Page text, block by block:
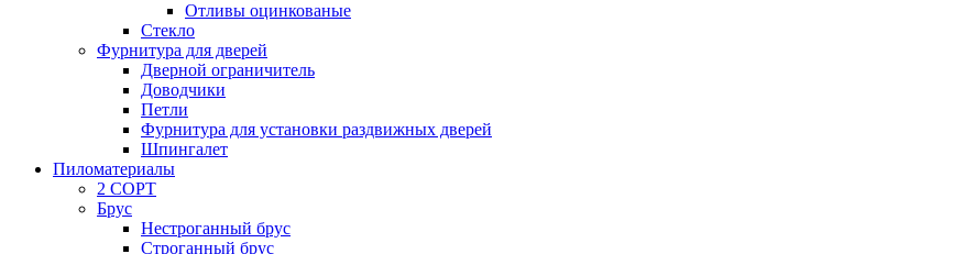
Отливы оцинкованые
Стекло
Фурнитура для дверей
Дверной ограничитель
Доводчики
Петли
Фурнитура для установки раздвижных дверей
Шпингалет
Пиломатериалы
2 СОРТ
Брус
Нестроганный брус
Строганный брус